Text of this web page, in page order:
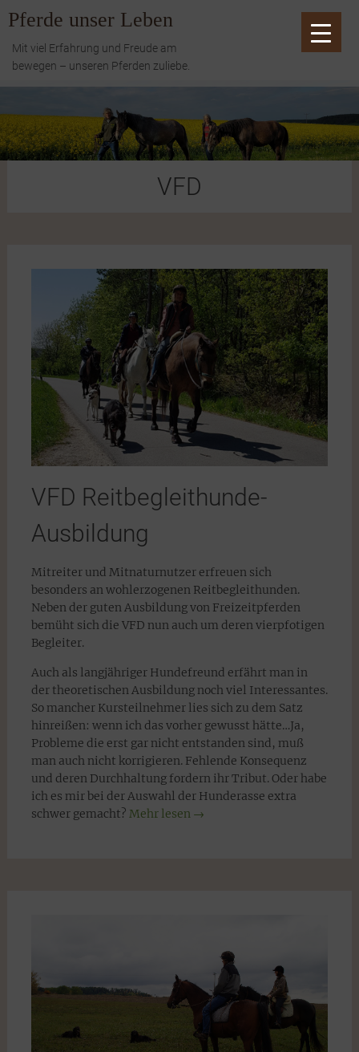
Inhalt
springen
Pferde unser Leben
Mit viel Erfahrung und Freude am
bewegen – unseren Pferden zuliebe.
VFD
VFD Reitbegleithunde-
Ausbildung
Mitreiter und Mitnaturnutzer erfreuen sich
besonders an wohlerzogenen Reitbegleithunden.
Neben der guten Ausbildung von Freizeitpferden
bemüht sich die VFD nun auch um deren vierpfotigen
Begleiter.
Auch als langjähriger Hundefreund erfährt man in
der theoretischen Ausbildung noch viel Interessantes.
So mancher Kursteilnehmer lies sich zu dem Satz
hinreißen: wenn ich das vorher gewusst hätte…Ja,
Probleme die erst gar nicht entstanden sind, muß
man auch nicht korrigieren. Fehlende Konsequenz
und deren Durchhaltung fordern ihr Tribut. Oder habe
ich es mir bei der Auswahl der Hunderasse extra
schwer gemacht? Mehr lesen →